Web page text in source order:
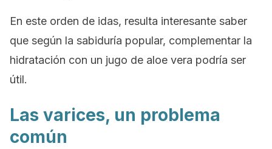
En este orden de idas, resulta interesante saber
que según la sabiduría popular, complementar la
hidratación con un jugo de aloe vera podría ser
útil.
Las varices, un problema
común